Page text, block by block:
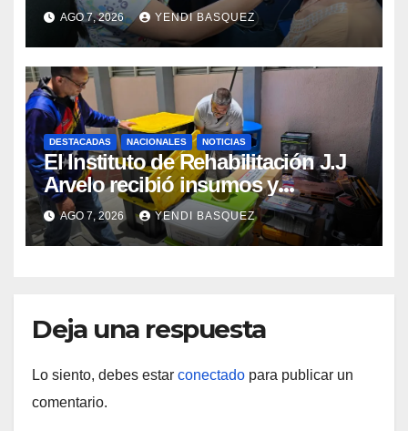
prótesis auditivas en el Centro de
Rehabilitación J.J. Arvelo
AGO 7, 2026 YENDI BASQUEZ
DESTACADAS NACIONALES NOTICIAS
El Instituto de Rehabilitación J.J
Arvelo recibió insumos y
herramientas para la atención de
personas con discapacidad
AGO 7, 2026 YENDI BASQUEZ
Deja una respuesta
Lo siento, debes estar conectado para publicar un
comentario.